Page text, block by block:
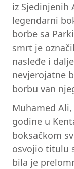
iz Sjedinjenih
legendarni
borbe sa
smrt je
nasleđe i
nevjerojatne
borbu van
Muhamed
godine u
boksačkom
osvojio titulu
bila je